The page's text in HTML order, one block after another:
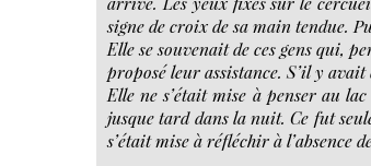
signe de croix de sa main tendue.
Elle se souvenait de ces gens qui,
proposé leur assistance. S’il y
Elle ne s’était mise à penser au
jusque tard dans la nuit. Ce fut
s’était mise à réfléchir à l’absence